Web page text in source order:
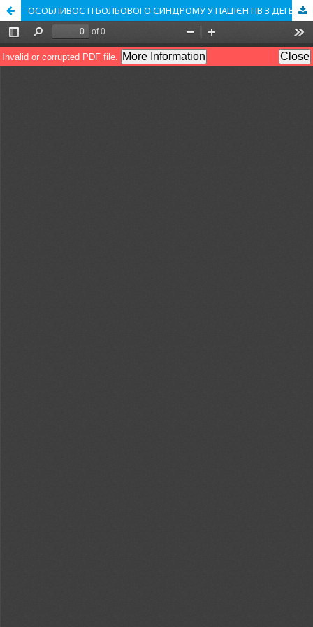
ОСОБЛИВОСТІ БОЛЬОВОГО СИНДРОМУ У ПАЦІЄНТІВ З ДЕГЕНЕРАТИВНО-ДИСТРОФІЧНИМИ ЗАХВОРЮВАННЯМИ ПОПЕРЕКОВОГО ВІДДІЛУ ХРЕБТА У ПЕРІОПЕРАЦІЙНОМУ ПЕРІОДІ